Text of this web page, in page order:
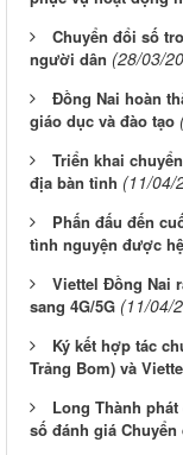
Chuyển đổi số
người dân (28/03/
Đồng Nai hoàn
giáo dục và đào tạo
Triển khai
địa bàn tỉnh (11/04/
Phấn đấu đến
tình nguyện được
Viettel Đồng Nai
sang 4G/5G (11/04/
Ký kết hợp tác
Trảng Bom) và
Long Thành
số đánh giá